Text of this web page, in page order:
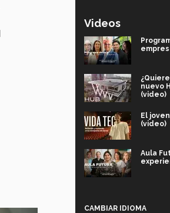
Videos
nuevo
(video)
El
(video)
Aula
CAMBIAR IDIOMA